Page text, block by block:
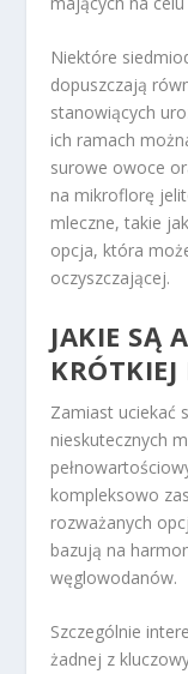
Niektóre
dopuszczają
stanowiących
ich ramach
surowe owoce
na mikroflorę
mleczne, takie
opcja, która
oczyszczającej.
JAKIE SĄ
Zamiast uciekać
nieskutecznych
kompleksowo
rozważanych
bazują na
węglowodanów.
Szczególnie
żadnej z